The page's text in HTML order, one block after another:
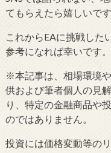
てもらえたら嬉しいです
これからEAに挑戦した
参考になれば幸いです。
※本記事は、相場環境
供および筆者個人の見
り、特定の金融商品や
のではありません。
投資には価格変動等の